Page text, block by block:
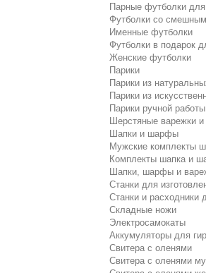
Парные футболки
Футболки со
Именные футболки
Футболки в подарок
Женские футболки
Парики
Парики из
Парики из
Парики ручной работы
Шерстяные варежки и
Шапки и шарфы
Мужские комплекты
Комплекты шапка и
Шапки, шарфы и
Станки для
Станки и расходники
Складные ножи
Электросамокаты
Аккумуляторы для
Свитера с оленями
Свитера с оленями